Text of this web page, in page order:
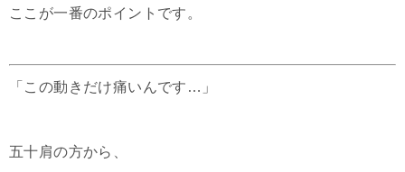
ここが一番のポイントです。
「この動きだけ痛いんです…」
五十肩の方から、